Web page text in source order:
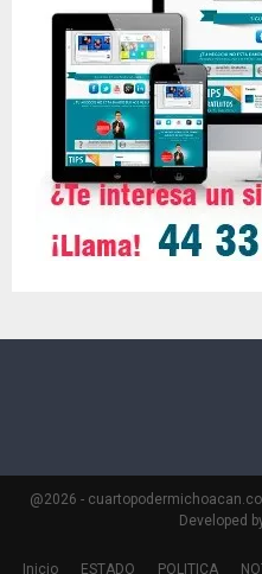
@2026 -
Developed
Inicio ESTADO POLITICA